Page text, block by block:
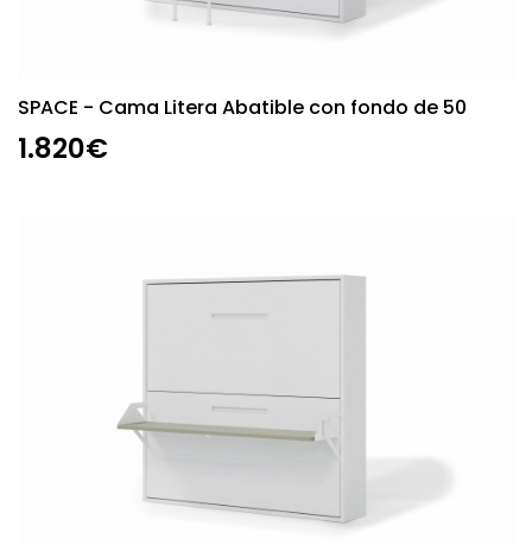
SPACE - Cama Litera Abatible con fondo de 50
1.820€